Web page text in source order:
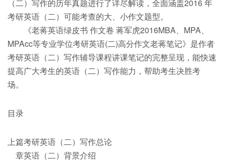
（二）写作的历年真题进行了详尽解读，全面涵盖2016 年
考研英语（二）可能考查的大、小作文题型。
《老蒋英语绿皮书 作文卷 蒋军虎2016MBA、MPA、
MPAcc等专业学位考研英语(二)高分作文老蒋笔记》是作者
考研英语（二）写作辅导课程讲课笔记的完整呈现，能快速
提高广大考生的英语（二）写作能力，帮助考生决胜考
场。
目录
上篇考研英语（二）写作总论
章英语（二）背景介绍